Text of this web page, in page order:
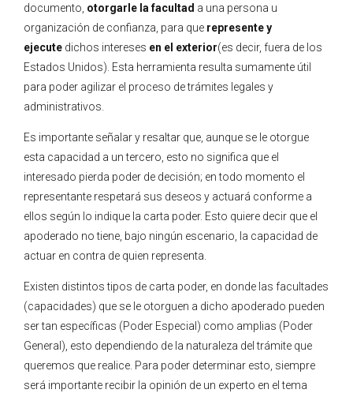
documento, otorgarle la facultad a una persona u
organización de confianza, para que represente y
ejecute dichos intereses en el exterior(es decir, fuera de los
Estados Unidos). Esta herramienta resulta sumamente útil
para poder agilizar el proceso de trámites legales y
administrativos.
Es importante señalar y resaltar que, aunque se le otorgue
esta capacidad a un tercero, esto no significa que el
interesado pierda poder de decisión; en todo momento el
representante respetará sus deseos y actuará conforme a
ellos según lo indique la carta poder. Esto quiere decir que el
apoderado no tiene, bajo ningún escenario, la capacidad de
actuar en contra de quien representa.
Existen distintos tipos de carta poder, en donde las facultades
(capacidades) que se le otorguen a dicho apoderado pueden
ser tan específicas (Poder Especial) como amplias (Poder
General), esto dependiendo de la naturaleza del trámite que
queremos que realice. Para poder determinar esto, siempre
será importante recibir la opinión de un experto en el tema